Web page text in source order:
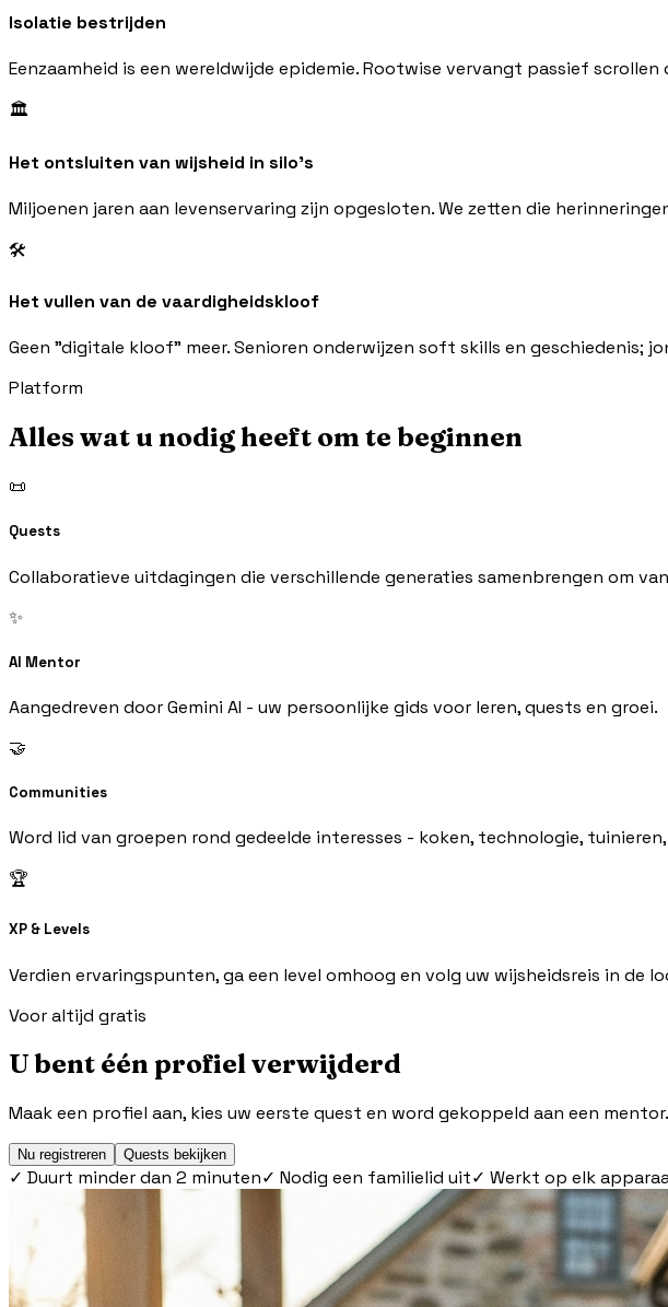
Isolatie bestrijden
Eenzaamheid is een wereldwijde epidemie. Rootwise vervangt passief
🏛️
Het ontsluiten van wijsheid in silo's
Miljoenen jaren aan levenservaring zijn opgesloten. We zetten die
🛠️
Het vullen van de vaardigheidskloof
Geen "digitale kloof" meer. Senioren onderwijzen soft skills en geschiedenis;
Platform
Alles wat u nodig heeft om te beginnen
📜
Quests
Collaboratieve uitdagingen die verschillende generaties samenbrengen om
✨
AI Mentor
Aangedreven door Gemini AI - uw persoonlijke gids voor leren, quests en groei.
🤝
Communities
Word lid van groepen rond gedeelde interesses - koken, technologie,
🏆
XP & Levels
Verdien ervaringspunten, ga een level omhoog en volg uw wijsheidsreis in de
Voor altijd gratis
U bent één profiel verwijderd
Maak een profiel aan, kies uw eerste quest en word gekoppeld aan een
Nu registreren Quests bekijken
✓ Duurt minder dan 2 minuten✓ Nodig een familielid uit✓ Werkt op elk